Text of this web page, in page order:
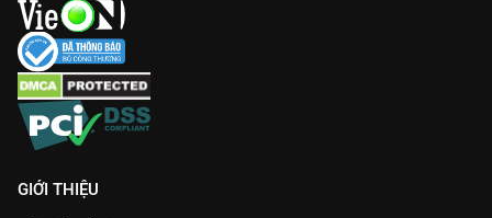
GIỚI THIỆU